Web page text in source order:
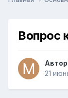
Вопрос
Автор
21